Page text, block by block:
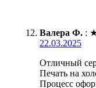
Валера Ф. :
22.03.2025
Отличный
Печать на
Процесс